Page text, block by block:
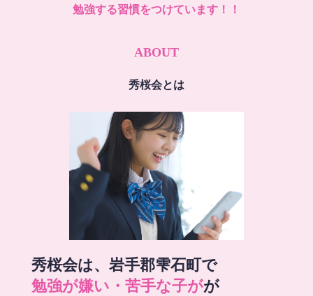
勉強する習慣をつけています！！
ABOUT
秀桜会とは
秀桜会は、岩手郡雫石町で
勉強が嫌い・苦手な子がが